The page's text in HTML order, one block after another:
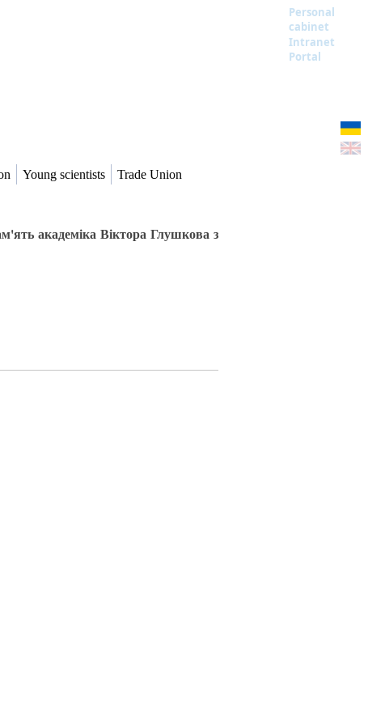
Personal
cabinet
Intranet
Portal
Young scientists Trade Union
академіка Віктора Глушкова з